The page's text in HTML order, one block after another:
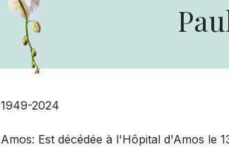
1949-2024
Amos: Est décédée à l'Hôpital d'Amos le